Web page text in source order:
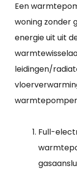
Een
woning zonder
energie uit uit
leidingen/
Full-